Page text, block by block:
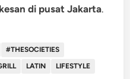
di pusat Jakarta.
#THESOCIETIES
LATIN
LIFESTYLE